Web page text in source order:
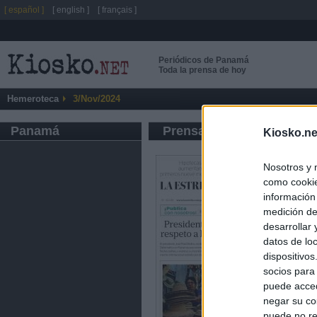
Nosotros y
como
medición
desarrollar
datos de
socios
puede
negar su
Periódicos de Panamá
Toda la prensa de hoy
Hemeroteca 3/Nov/2024
Panamá Prensa de Información
[ español ] [ english ] [ français ]